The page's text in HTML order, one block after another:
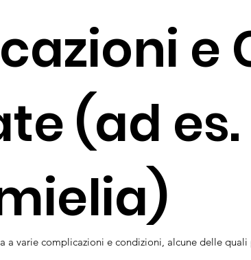
e
(ad es.
a varie complicazioni e condizioni, alcune delle